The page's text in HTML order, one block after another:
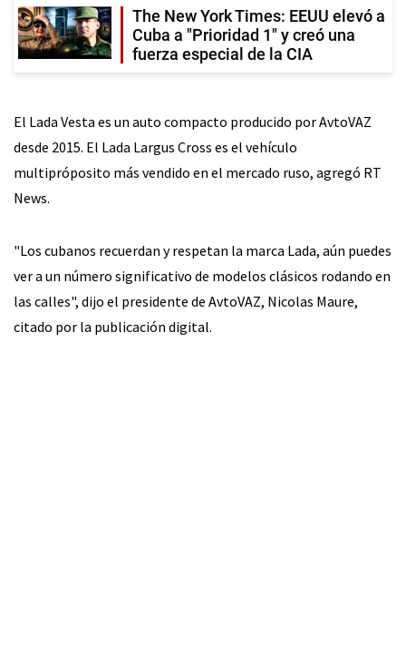
The New York Times: EEUU elevó a
Cuba a "Prioridad 1" y creó una
fuerza especial de la CIA
El Lada Vesta es un auto compacto producido por AvtoVAZ
desde 2015. El Lada Largus Cross es el vehículo
multipróposito más vendido en el mercado ruso, agregó RT
News.
"Los cubanos recuerdan y respetan la marca Lada, aún puedes
ver a un número significativo de modelos clásicos rodando en
las calles", dijo el presidente de AvtoVAZ, Nicolas Maure,
citado por la publicación digital.